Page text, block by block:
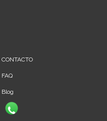
CONTACTO
FAQ
Blog